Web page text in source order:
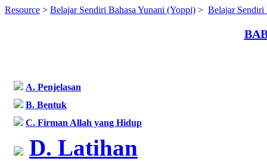
Resource > Belajar Sendiri Bahasa Yunani (Yoppi) > Belajar Sendiri
A. Penjelasan
B. Bentuk
C. Firman Allah yang Hidup
D. Latihan